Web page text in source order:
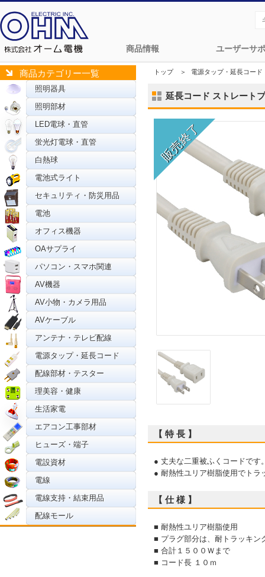
商品情報 ユーザーサ
商品カテゴリー一覧
照明器具
照明部材
LED電球・直管
蛍光灯電球・直管
白熱球
電池式ライト
セキュリティ・防災用品
電池
オフィス機器
OAサプライ
パソコン・スマホ関連
AV機器
AV小物・カメラ用品
AVケーブル
アンテナ・テレビ配線
電源タップ・延長コード
配線部材・テスター
理美容・健康
生活家電
エアコン工事部材
ヒューズ・端子
電設資材
電線
電線支持・結束用品
配線モール
トップ＞ 電源タップ・延長コード
延長コード ストレート
【 特 長 】
● 丈夫な二重被ふくコードです
● 耐熱性ユリア樹脂使用でトラ
【 仕 様 】
■ 耐熱性ユリア樹脂使用
■ プラグ部分は、耐トラッキン
■ 合計１５００Ｗまで
■ コード長 １０ｍ